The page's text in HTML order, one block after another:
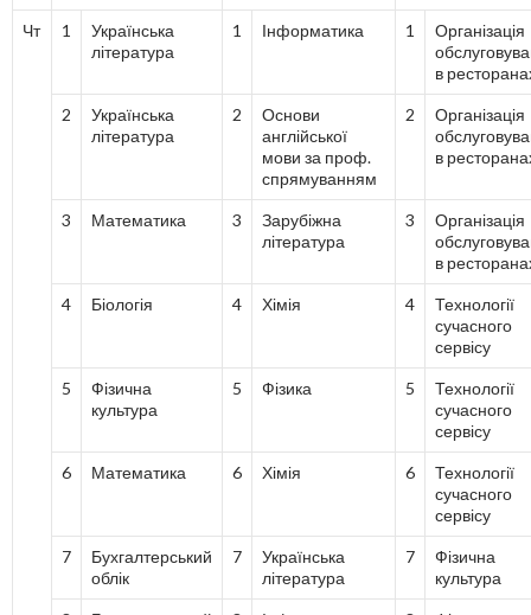
Чт 1
Українська
література
1 Інформатика 1
Організація
в
2
Українська
література
2
Основи
англійської
мови за проф.
спрямуванням
2
Організація
в
3 Математика 3
Зарубіжна
література
3
Організація
в
4 Біологія 4 Хімія 4
Технології
сучасного
сервісу
5
Фізична
культура
5 Фізика 5
Технології
сучасного
сервісу
6 Математика 6 Хімія 6
Технології
сучасного
сервісу
7
Бухгалтерський
облік
7
Українська
література
7
Фізична
культура